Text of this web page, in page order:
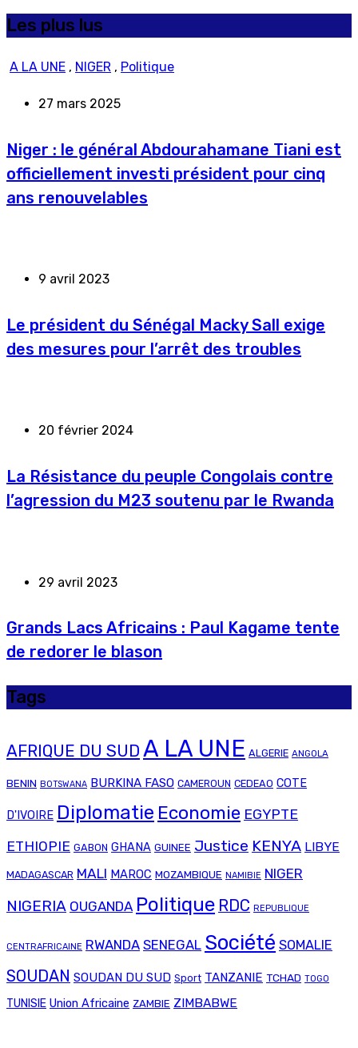
Les plus lus
A LA UNE , NIGER , Politique
27 mars 2025
Niger : le général Abdourahamane Tiani est
officiellement investi président pour cinq
ans renouvelables
9 avril 2023
Le président du Sénégal Macky Sall exige
des mesures pour l’arrêt des troubles
20 février 2024
La Résistance du peuple Congolais contre
l’agression du M23 soutenu par le Rwanda
29 avril 2023
Grands Lacs Africains : Paul Kagame tente
de redorer le blason
Tags
AFRIQUE DU SUD A LA UNE ALGERIE ANGOLA
BENIN BOTSWANA BURKINA FASO CAMEROUN CEDEAO COTE
D'IVOIRE Diplomatie Economie EGYPTE
ETHIOPIE GABON GHANA GUINEE Justice KENYA LIBYE
MADAGASCAR MALI MAROC MOZAMBIQUE NAMIBIE NIGER
NIGERIA OUGANDA Politique RDC REPUBLIQUE
CENTRAFRICAINE RWANDA SENEGAL Société SOMALIE
SOUDAN SOUDAN DU SUD Sport TANZANIE TCHAD TOGO
TUNISIE Union Africaine ZAMBIE ZIMBABWE